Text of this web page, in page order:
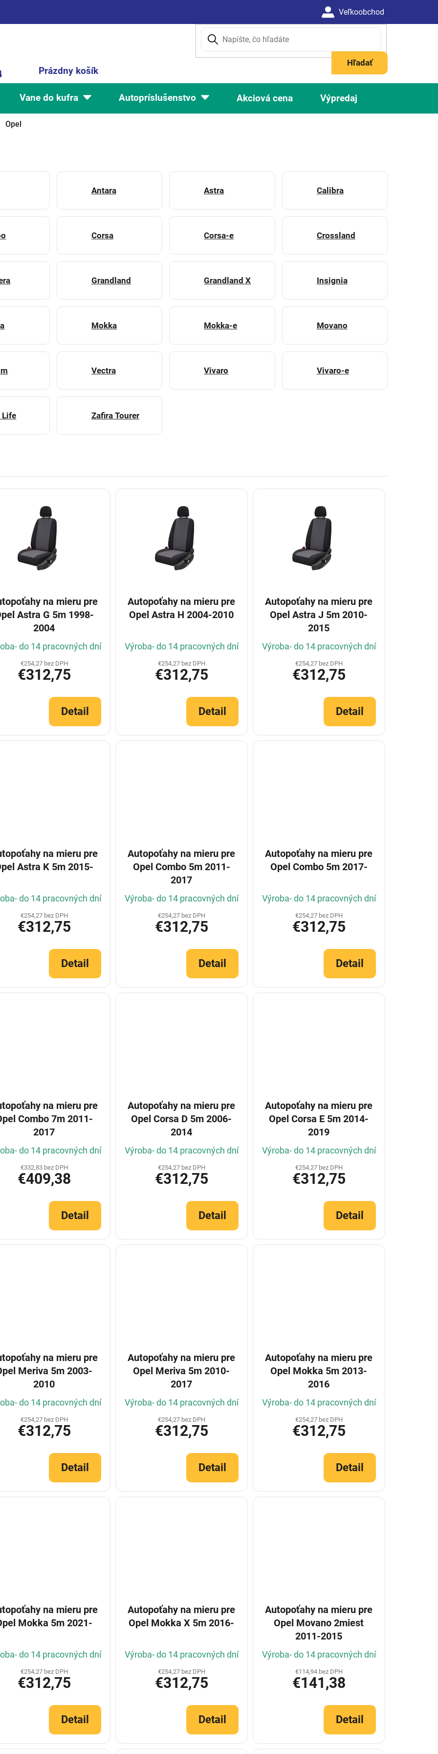
Hľadať
Nákupný
košík
Prázdny košík
Vane do kufra Autopríslušenstvo Akciová cena Výpredaj
Opel
Antara Astra Calibra
Corsa Corsa-e Crossland
Grandland Grandland X Insignia
Mokka Mokka-e Movano
Vectra Vivaro Vivaro-e
Life Zafira Tourer
na mieru pre
Astra G 5m 1998-
2004
do 14 pracovných dní
€254,27 bez DPH
€312,75
Detail
Autopoťahy na mieru pre
Opel Astra H 2004-2010
Výroba- do 14 pracovných dní
€254,27 bez DPH
€312,75
Detail
Autopoťahy na mieru pre
Opel Astra J 5m 2010-
2015
Výroba- do 14 pracovných dní
€254,27 bez DPH
€312,75
Detail
na mieru pre
Astra K 5m 2015-
do 14 pracovných dní
€254,27 bez DPH
€312,75
Detail
Autopoťahy na mieru pre
Opel Combo 5m 2011-
2017
Výroba- do 14 pracovných dní
€254,27 bez DPH
€312,75
Detail
Autopoťahy na mieru pre
Opel Combo 5m 2017-
Výroba- do 14 pracovných dní
€254,27 bez DPH
€312,75
Detail
na mieru pre
Combo 7m 2011-
2017
do 14 pracovných dní
€332,83 bez DPH
€409,38
Detail
Autopoťahy na mieru pre
Opel Corsa D 5m 2006-
2014
Výroba- do 14 pracovných dní
€254,27 bez DPH
€312,75
Detail
Autopoťahy na mieru pre
Opel Corsa E 5m 2014-
2019
Výroba- do 14 pracovných dní
€254,27 bez DPH
€312,75
Detail
na mieru pre
Meriva 5m 2003-
2010
do 14 pracovných dní
€254,27 bez DPH
€312,75
Detail
Autopoťahy na mieru pre
Opel Meriva 5m 2010-
2017
Výroba- do 14 pracovných dní
€254,27 bez DPH
€312,75
Detail
Autopoťahy na mieru pre
Opel Mokka 5m 2013-
2016
Výroba- do 14 pracovných dní
€254,27 bez DPH
€312,75
Detail
na mieru pre
Mokka 5m 2021-
do 14 pracovných dní
€254,27 bez DPH
€312,75
Detail
Autopoťahy na mieru pre
Opel Mokka X 5m 2016-
Výroba- do 14 pracovných dní
€254,27 bez DPH
€312,75
Detail
Autopoťahy na mieru pre
Opel Movano 2miest
2011-2015
Výroba- do 14 pracovných dní
€114,94 bez DPH
€141,38
Detail